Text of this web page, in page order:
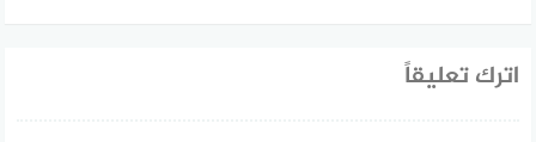
اترك تعليقاً